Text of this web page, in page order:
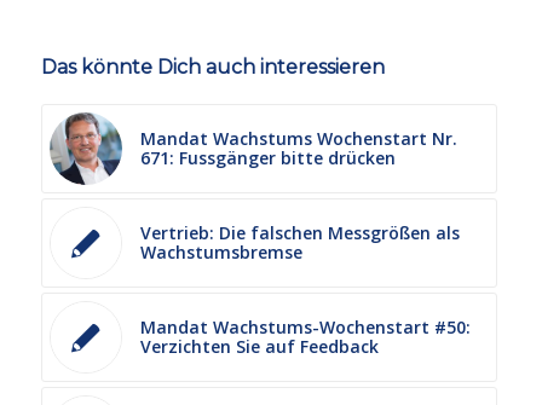
Das könnte Dich auch interessieren
Mandat Wachstums Wochenstart Nr.
671: Fussgänger bitte drücken
Vertrieb: Die falschen Messgrößen als
Wachstumsbremse
Mandat Wachstums-Wochenstart #50:
Verzichten Sie auf Feedback